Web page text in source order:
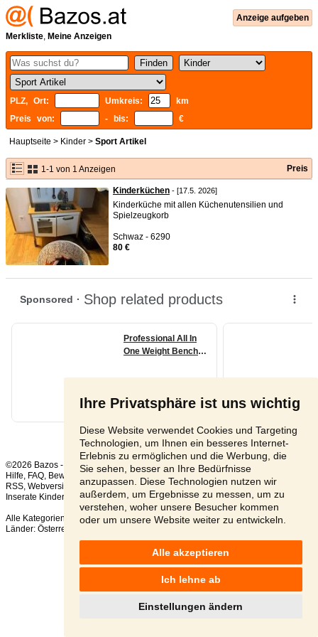
Ihre Privatsphäre ist uns wichtig
Diese Website verwendet Cookies und Targeting
Technologien, um Ihnen ein besseres Internet-
Erlebnis zu ermöglichen und die Werbung, die
Sie sehen, besser an Ihre Bedürfnisse
anzupassen. Diese Technologien nutzen wir
außerdem, um Ergebnisse zu messen, um zu
verstehen, woher unsere Besucher kommen
oder um unsere Website weiter zu entwickeln.
Alle akzeptieren
Ich lehne ab
Einstellungen ändern
Anzeige aufgeben
Merkliste, Meine Anzeigen
PLZ, Ort: Umkreis:
km
Preis von:
- bis: €
Hauptseite > Kinder > Sport Artikel
1-1 von 1 Anzeigen Preis
Kinderküchen - [17.5. 2026]
Kinderküche mit allen Küchenutensilien und
Spielzeugkorb
Schwaz - 6290
80 €
©2026 Bazos -
Kleinanzeigen, Bazar Sport Artikel
Hilfe, FAQ, Bewertung , Nutzungsbedingungen Datenschutzerklärung
RSS,
Inserate Kinder gesamt:4, in 24 Stunden:1
Alle Kategorien
Beliebte Suchen
Länder: Österreich